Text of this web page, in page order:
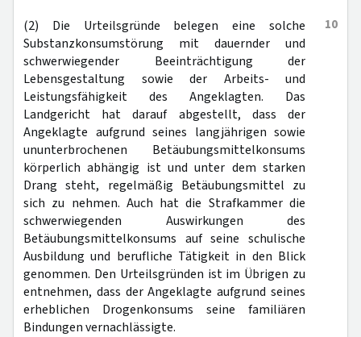
10
(2) Die Urteilsgründe belegen eine solche
Substanzkonsumstörung mit dauernder und
schwerwiegender Beeinträchtigung der
Lebensgestaltung sowie der Arbeits- und
Leistungsfähigkeit des Angeklagten. Das
Landgericht hat darauf abgestellt, dass der
Angeklagte aufgrund seines langjährigen sowie
ununterbrochenen Betäubungsmittelkonsums
körperlich abhängig ist und unter dem starken
Drang steht, regelmäßig Betäubungsmittel zu
sich zu nehmen. Auch hat die Strafkammer die
schwerwiegenden Auswirkungen des
Betäubungsmittelkonsums auf seine schulische
Ausbildung und berufliche Tätigkeit in den Blick
genommen. Den Urteilsgründen ist im Übrigen zu
entnehmen, dass der Angeklagte aufgrund seines
erheblichen Drogenkonsums seine familiären
Bindungen vernachlässigte.